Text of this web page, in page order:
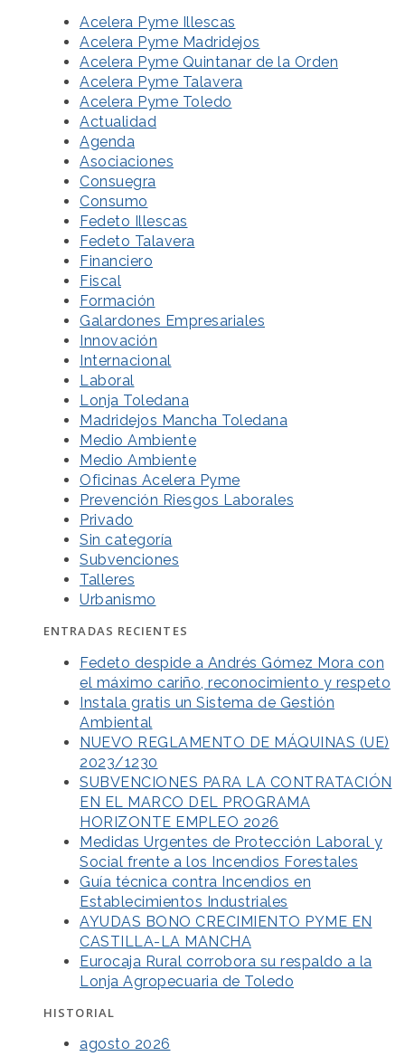
Acelera Pyme Illescas
Acelera Pyme Madridejos
Acelera Pyme Quintanar de la Orden
Acelera Pyme Talavera
Acelera Pyme Toledo
Actualidad
Agenda
Asociaciones
Consuegra
Consumo
Fedeto Illescas
Fedeto Talavera
Financiero
Fiscal
Formación
Galardones Empresariales
Innovación
Internacional
Laboral
Lonja Toledana
Madridejos Mancha Toledana
Medio Ambiente
Medio Ambiente
Oficinas Acelera Pyme
Prevención Riesgos Laborales
Privado
Sin categoría
Subvenciones
Talleres
Urbanismo
ENTRADAS RECIENTES
Fedeto despide a Andrés Gómez Mora con
el máximo cariño, reconocimiento y respeto
Instala gratis un Sistema de Gestión
Ambiental
NUEVO REGLAMENTO DE MÁQUINAS (UE)
2023/1230
SUBVENCIONES PARA LA CONTRATACIÓN
EN EL MARCO DEL PROGRAMA
HORIZONTE EMPLEO 2026
Medidas Urgentes de Protección Laboral y
Social frente a los Incendios Forestales
Guía técnica contra Incendios en
Establecimientos Industriales
AYUDAS BONO CRECIMIENTO PYME EN
CASTILLA-LA MANCHA
Eurocaja Rural corrobora su respaldo a la
Lonja Agropecuaria de Toledo
HISTORIAL
agosto 2026